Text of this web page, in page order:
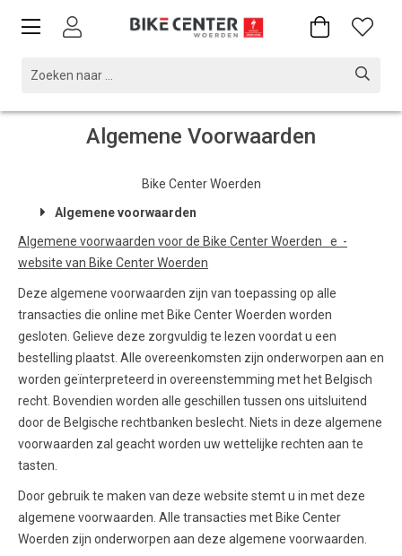
Algemene Voorwaarden
Bike Center Woerden
Algemene voorwaarden
Algemene voorwaarden voor de Bike Center Woerden e -
website van Bike Center Woerden
Deze algemene voorwaarden zijn van toepassing op alle
transacties die online met Bike Center Woerden worden
gesloten. Gelieve deze zorgvuldig te lezen voordat u een
bestelling plaatst. Alle overeenkomsten zijn onderworpen aan en
worden geïnterpreteerd in overeenstemming met het Belgisch
recht. Bovendien worden alle geschillen tussen ons uitsluitend
door de Belgische rechtbanken beslecht. Niets in deze algemene
voorwaarden zal geacht worden uw wettelijke rechten aan te
tasten.
Door gebruik te maken van deze website stemt u in met deze
algemene voorwaarden. Alle transacties met Bike Center
Woerden zijn onderworpen aan deze algemene voorwaarden.